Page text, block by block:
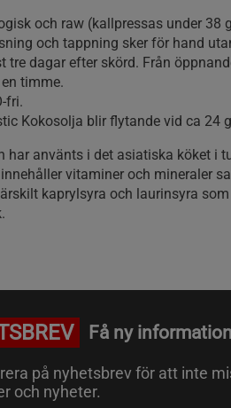
och raw (kallpressas under 38
och tappning sker för hand
tre dagar efter skörd. Från
timme.
fri.
Kokosolja blir flytande vid ca 24
har använts i det asiatiska köket i
vitaminer och mineraler
kaprylsyra och laurinsyra
Få ny
på nyhetsbrev för att inte
och nyheter.